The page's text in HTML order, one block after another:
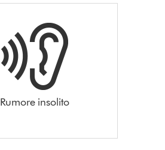
Rumore insolito